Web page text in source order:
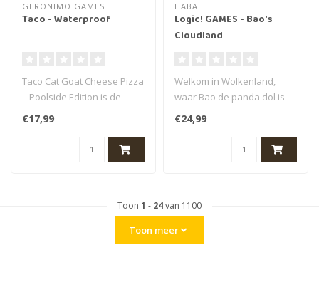
GERONIMO GAMES
Taco - Waterproof
Taco Cat Goat Cheese Pizza
– Poolside Edition is de
waterdichte versie van het..
€17,99
HABA
Logic! GAMES - Bao's
Cloudland
Welkom in Wolkenland,
waar Bao de panda dol is
op puzzelen tussen de
wolken! In ..
€24,99
Toon 1 - 24van 1100
Toon meer